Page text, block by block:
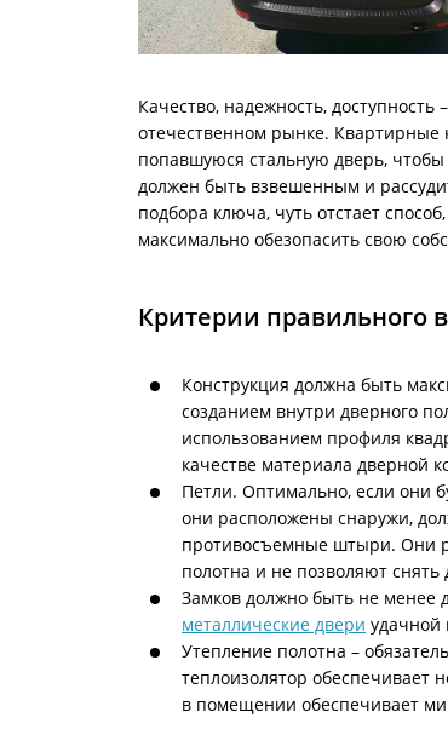
Качество, надежность,
отечественном рынке. Квартирные
попавшуюся стальную дверь, чтобы
должен быть взвешенным и
подбора ключа, чуть отстает
максимально обезопасить свою
Критерии правильного
Конструкция должна быть
созданием внутри дверного
использованием профиля
качестве материала дверной
Петли. Оптимально, если они
они расположены снаружи,
противосъемные штыри. Они
полотна и не позволяют
Замков должно быть не менее
металлические двери удачной
Утепление полотна –
теплоизолятор обеспечивает
в помещении обеспечивает